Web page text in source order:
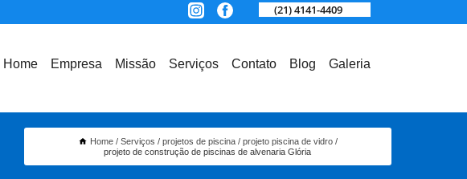
(21) 4141-4409
Home Empresa Missão Serviços Contato Blog Galeria
Home Serviços projetos de piscina
projeto piscina de vidro
projeto de construção de piscinas de alvenaria Glória